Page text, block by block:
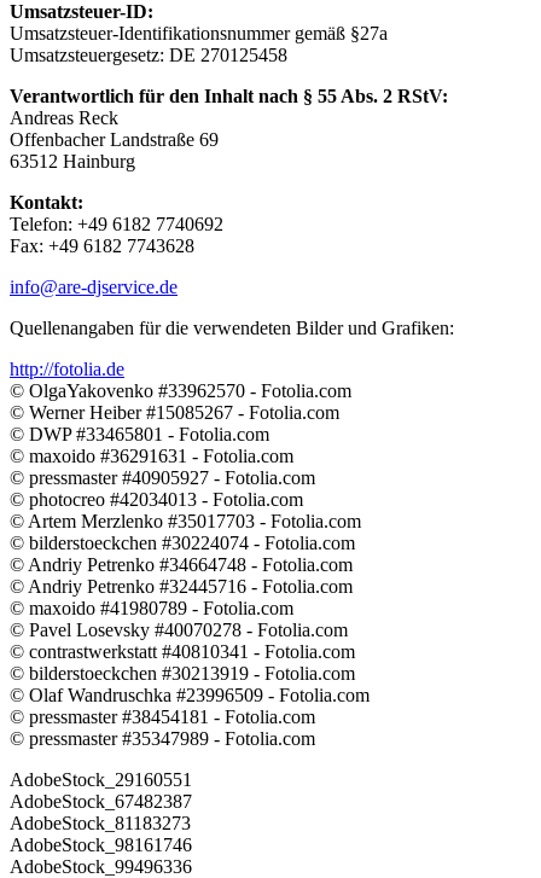
Umsatzsteuer-ID:
Umsatzsteuer-Identifikationsnummer gemäß §27a
Umsatzsteuergesetz: DE 270125458
Verantwortlich für den Inhalt nach § 55 Abs. 2 RStV:
Andreas Reck
Offenbacher Landstraße 69
63512 Hainburg
Kontakt:
Telefon: ‭+49 6182 7740692‬
Fax: ‭+49 6182 7743628‬
info@are-djservice.de
Quellenangaben für die verwendeten Bilder und Grafiken:
http://fotolia.de
© OlgaYakovenko #33962570 - Fotolia.com
© Werner Heiber #15085267 - Fotolia.com
© DWP #33465801 - Fotolia.com
© maxoido #36291631 - Fotolia.com
© pressmaster #40905927 - Fotolia.com
© photocreo #42034013 - Fotolia.com
© Artem Merzlenko #35017703 - Fotolia.com
© bilderstoeckchen #30224074 - Fotolia.com
© Andriy Petrenko #34664748 - Fotolia.com
© Andriy Petrenko #32445716 - Fotolia.com
© maxoido #41980789 - Fotolia.com
© Pavel Losevsky #40070278 - Fotolia.com
© contrastwerkstatt #40810341 - Fotolia.com
© bilderstoeckchen #30213919 - Fotolia.com
© Olaf Wandruschka #23996509 - Fotolia.com
© pressmaster #38454181 - Fotolia.com
© pressmaster #35347989 - Fotolia.com
AdobeStock_29160551
AdobeStock_67482387
AdobeStock_81183273
AdobeStock_98161746
AdobeStock_99496336